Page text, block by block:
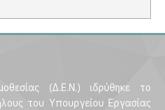
(Δ.Ε.Ν.) ιδρύθηκε το
του Υπουργείου Εργασίας